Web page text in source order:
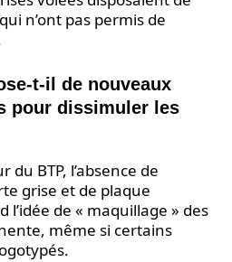
n’ont pas permis de
t-il de nouveaux
pour dissimuler les
du BTP, l’absence de
grise et de plaque
l’idée de « maquillage » des
même si certains